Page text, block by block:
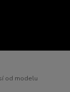
od modelu